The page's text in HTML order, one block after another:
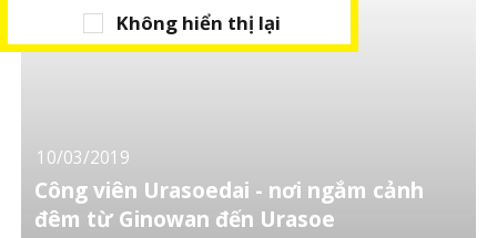
10/03/2019
Công viên Urasoedai - nơi ngắm cảnh
đêm từ Ginowan đến Urasoe
Không hiển thị lại